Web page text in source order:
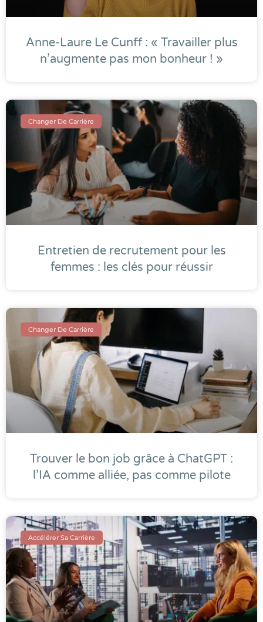
Anne-Laure Le Cunff : « Travailler plus
n’augmente pas mon bonheur ! »
Changer De Carrière
Entretien de recrutement pour les
femmes : les clés pour réussir
Changer De Carrière
Trouver le bon job grâce à ChatGPT :
l’IA comme alliée, pas comme pilote
Accélérer Sa Carrière